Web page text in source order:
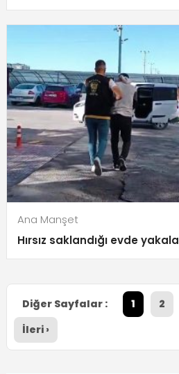
Ana Manşet
Hırsız saklandığı evde
Diğer Sayfalar : 1 2
İleri ›